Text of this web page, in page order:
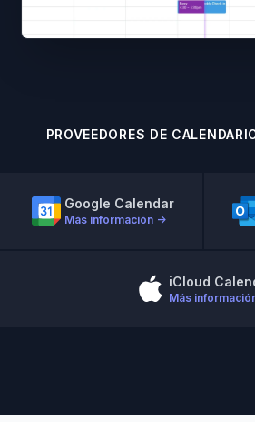
PROVEEDORES DE
Google Calendar
Más información →
iCloud
Más